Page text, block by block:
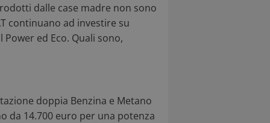
dalle case madre non sono
continuano ad investire su
ed Eco. Quali sono,
doppia Benzina e Metano
da 14.700 euro per una potenza